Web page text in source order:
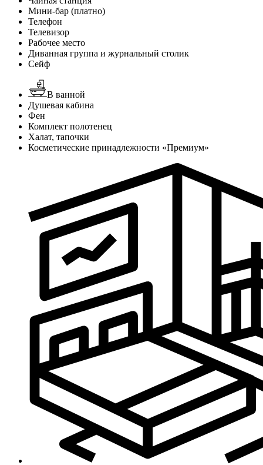
Мини-бар (платно)
Телефон
Телевизор
Рабочее место
Диванная группа и журнальный столик
Сейф
В ванной
Душевая кабина
Фен
Комплект полотенец
Халат, тапочки
Косметические принадлежности «Премиум»